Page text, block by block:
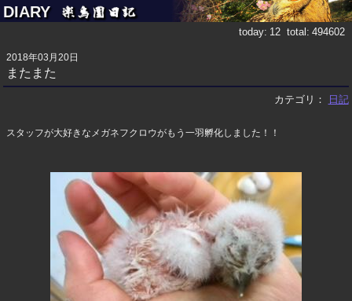
DIARY
today: 12 total: 494602
2018年03月20日
またまた
カテゴリ： 日記
スタッフが大好きなメガネフクロウがもう一羽孵化しました！！